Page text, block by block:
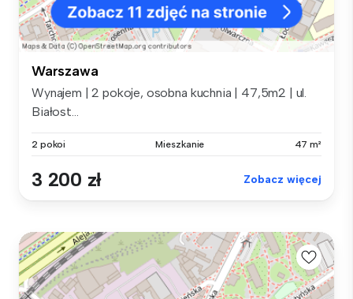
Warszawa
Wynajem | 2 pokoje, osobna kuchnia | 47,5m2 | ul.
Białost...
2 pokoi Mieszkanie 47 m²
3 200 zł Zobacz więcej